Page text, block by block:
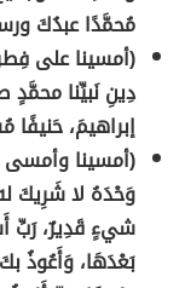
مُحمَّدًا عبدُكَ
(أمسينا على
دِينِ نَبيِّنا محمَّدٍ
إبراهيمَ،
(أمسينا وأمسى
وَحْدَهُ لا شَرِيكَ
شيءٍ قَدِيرٌ، رَبِّ
بَعْدَهَا، وَأَعُوذُ